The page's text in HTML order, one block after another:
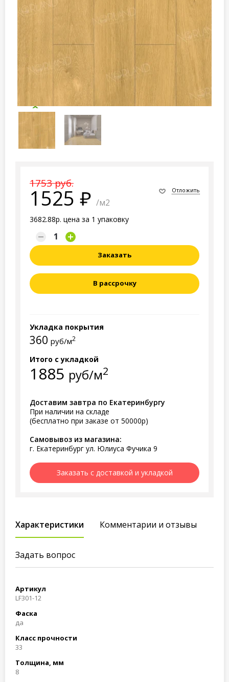
1753 руб.
1525 /м2
3682.88р. цена за 1 упаковку
Отложить
Заказать
В рассрочку
Укладка покрытия
360 руб/м2
Итого с укладкой
1885 руб/м2
Доставим завтра по Екатеринбургу
При наличии на складе
(бесплатно при заказе от 50000р)
Самовывоз из магазина:
г. Екатеринбург ул. Юлиуса Фучика 9
Заказать с доставкой и укладкой
Характеристики Комментарии и отзывы
Задать вопрос
Артикул
LF301-12
Фаска
да
Класс прочности
33
Толщина, мм
8